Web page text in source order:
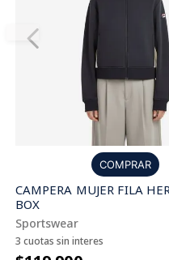
COMPRAR
CAMPERA MUJER FILA
BOX
Sportswear
3 cuotas sin interes